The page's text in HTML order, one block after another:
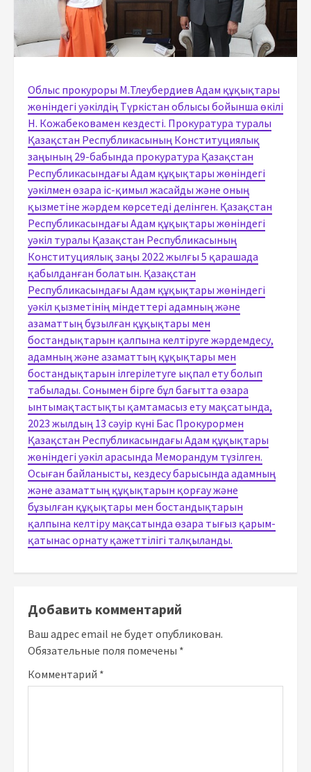
Облыс прокуроры М.Тлеубердиев Адам құқықтары
жөніндегі уәкілдің Түркістан облысы бойынша өкілі
Н. Кожабековамен кездесті. Прокуратура туралы
Қазақстан Республикасының Конституциялық
заңының 29-бабында прокуратура Қазақстан
Республикасындағы Адам құқықтары жөніндегі
уәкілмен өзара іс-қимыл жасайды және оның
қызметіне жәрдем көрсетеді делінген. Қазақстан
Республикасындағы Адам құқықтары жөніндегі
уәкіл туралы Қазақстан Республикасының
Конституциялық заңы 2022 жылғы 5 қарашада
қабылданған болатын. Қазақстан
Республикасындағы Адам құқықтары жөніндегі
уәкіл қызметінің міндеттері адамның және
азаматтың бұзылған құқықтары мен
бостандықтарын қалпына келтіруге жәрдемдесу,
адамның және азаматтың құқықтары мен
бостандықтарын ілгерілетуге ықпал ету болып
табылады. Сонымен бірге бұл бағытта өзара
ынтымақтастықты қамтамасыз ету мақсатында,
2023 жылдың 13 сәуір күні Бас Прокурормен
Қазақстан Республикасындағы Адам құқықтары
жөніндегі уәкіл арасында Меморандум түзілген.
Осыған байланысты, кездесу барысында адамның
және азаматтың құқықтарын қорғау және
бұзылған құқықтары мен бостандықтарын
қалпына келтіру мақсатында өзара тығыз қарым-
қатынас орнату қажеттілігі талқыланды.
Добавить комментарий
Ваш адрес email не будет опубликован.
Обязательные поля помечены *
Комментарий *